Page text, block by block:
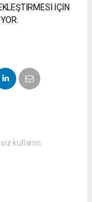
İÇİN
kullanın.